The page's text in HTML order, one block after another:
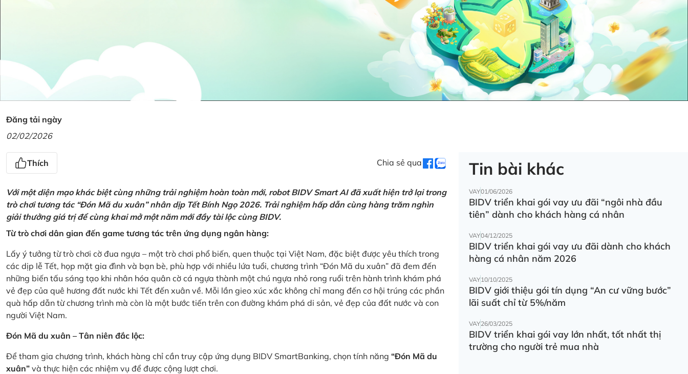
Đăng tải ngày
02/02/2026
Thích Chia sẻ qua
Với một diện mạo khác biệt cùng những trải nghiệm hoàn toàn mới, robot BIDV Smart AI đã xuất hiện trở lại trong
trò chơi tương tác “Đón Mã du xuân” nhân dịp Tết Bính Ngọ 2026. Trải nghiệm hấp dẫn cùng hàng trăm nghìn
giải thưởng giá trị để cùng khai mở một năm mới đầy tài lộc cùng BIDV.
Từ trò chơi dân gian đến game tương tác trên ứng dụng ngân hàng:
Lấy ý tưởng từ trò chơi cờ đua ngựa – một trò chơi phổ biến, quen thuộc tại Việt Nam, đặc biệt được yêu thích trong
các dịp lễ Tết, họp mặt gia đình và bạn bè, phù hợp với nhiều lứa tuổi, chương trình “Đón Mã du xuân” đã đem đến
những biến tấu sáng tạo khi nhân hóa quân cờ cá ngựa thành một chú ngựa nhỏ rong ruổi trên hành trình khám phá
vẻ đẹp của quê hương đất nước khi Tết đến xuân về. Mỗi lần gieo xúc xắc không chỉ mang đến cơ hội trúng các phần
quà hấp dẫn từ chương trình mà còn là một bước tiến trên con đường khám phá di sản, vẻ đẹp của đất nước và con
người Việt Nam.
Đón Mã du xuân – Tân niên đắc lộc:
Để tham gia chương trình, khách hàng chỉ cần truy cập ứng dụng BIDV SmartBanking, chọn tính năng “Đón Mã du
xuân” và thực hiện các nhiệm vụ để được cộng lượt chơi.
Tin bài khác
VAY01/06/2026
BIDV triển khai gói vay ưu đãi “ngôi nhà đầu
tiên” dành cho khách hàng cá nhân
VAY04/12/2025
BIDV triển khai gói vay ưu đãi dành cho khách
hàng cá nhân năm 2026
VAY10/10/2025
BIDV giới thiệu gói tín dụng “An cư vững bước”
lãi suất chỉ từ 5%/năm
VAY26/03/2025
BIDV triển khai gói vay lớn nhất, tốt nhất thị
trường cho người trẻ mua nhà